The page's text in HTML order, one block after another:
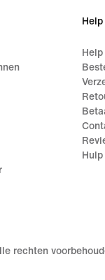
Help
Help
rechten